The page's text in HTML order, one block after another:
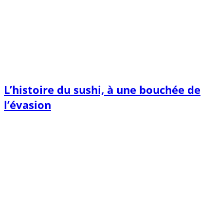
L’histoire du sushi, à une bouchée de
l’évasion